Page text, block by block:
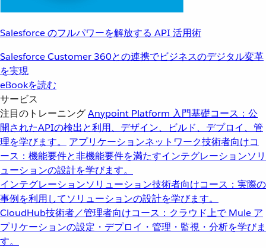
Salesforce のフルパワーを解放する API 活用術
Salesforce Customer 360との連携でビジネスのデジタル変革
を実現
eBookを読む
サービス
注目のトレーニングAnypoint Platform 入門基礎コース：公
開されたAPIの検出と利用、デザイン、ビルド、デプロイ、管
理を学びます。
アプリケーションネットワーク技術者向けコ
ース：機能要件と非機能要件を満たすインテグレーションソリ
ューションの設計を学びます。
インテグレーションソリューション技術者向けコース：実際の
事例を利用してソリューションの設計を学びます。
CloudHub技術者／管理者向けコース：クラウド上で Mule ア
プリケーションの設定・デプロイ・管理・監視・分析を学びま
す。